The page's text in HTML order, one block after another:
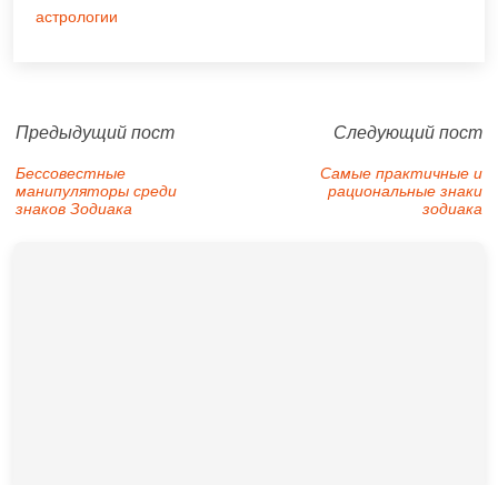
астрологии
Предыдущий пост
Бессовестные
манипуляторы среди
знаков Зодиака
Следующий пост
Самые практичные и
рациональные знаки
зодиака